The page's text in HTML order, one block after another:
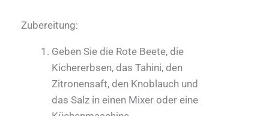
Zubereitung:
Geben Sie die Rote Beete, die
Kichererbsen, das Tahini, den
Zitronensaft, den Knoblauch und
das Salz in einen Mixer oder eine